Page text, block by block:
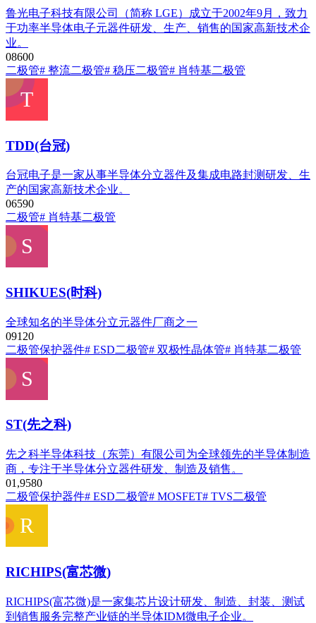
鲁光电子科技有限公司（简称 LGE）成立于2002年9月，致力
于功率半导体电子元器件研发、生产、销售的国家高新技术企
业。
08600
二极管# 整流二极管# 稳压二极管# 肖特基二极管
TDD(台冠)
台冠电子是一家从事半导体分立器件及集成电路封测研发、生
产的国家高新技术企业。
06590
二极管# 肖特基二极管
SHIKUES(时科)
全球知名的半导体分立元器件厂商之一
09120
二极管保护器件# ESD二极管# 双极性晶体管# 肖特基二极管
ST(先之科)
先之科半导体科技（东莞）有限公司为全球领先的半导体制造
商，专注于半导体分立器件研发、制造及销售。
01,9580
二极管保护器件# ESD二极管# MOSFET# TVS二极管
RICHIPS(富芯微)
RICHIPS(富芯微)是一家集芯片设计研发、制造、封装、测试
到销售服务完整产业链的半导体IDM微电子企业。